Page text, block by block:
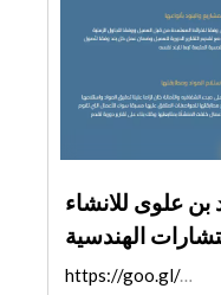
علوى للانشاء
الهندسية
https://goo.gl/maps/XRpEfJU3WfSv8M7v6